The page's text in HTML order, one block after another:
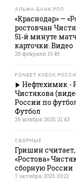
АЛЬФА-БАНК РПЛ
«Краснодар» —
ростовчан
51‑й минуте
карточки. Видео
28 февраля 15:49
FONBET КУБОК
Нефтехимик -
Чистякова
России по
Футбол
26 ноября 2025 21:43
СБОРНЫЕ
Гришин
«Ростова»
сборную России
7 октября 2025 03:21